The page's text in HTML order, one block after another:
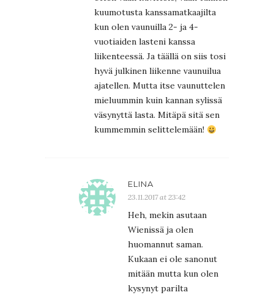
kuumotusta kanssamatkaajilta
kun olen vaunuilla 2- ja 4-
vuotiaiden lasteni kanssa
liikenteessä. Ja täällä on siis tosi
hyvä julkinen liikenne vaunuilua
ajatellen. Mutta itse vaunuttelen
mieluummin kuin kannan sylissä
väsynyttä lasta. Mitäpä sitä sen
kummemmin selittelemään!
ELINA
23.11.2017 at 23:42
Heh, mekin asutaan
Wienissä ja olen
huomannut saman.
Kukaan ei ole sanonut
mitään mutta kun olen
kysynyt parilta